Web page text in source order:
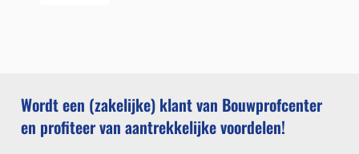
Wordt een (zakelijke) klant van Bouwprofcenter
en profiteer van aantrekkelijke voordelen!